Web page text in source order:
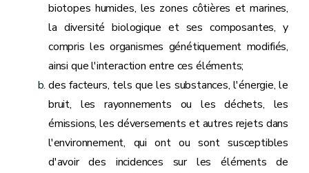
biotopes humides, les zones côtières et marines,
la diversité biologique et ses composantes, y
compris les organismes génétiquement modifiés,
ainsi que l'interaction entre ces éléments;
des facteurs, tels que les substances, l'énergie, le
bruit, les rayonnements ou les déchets, les
émissions, les déversements et autres rejets dans
l'environnement, qui ont ou sont susceptibles
d'avoir des incidences sur les éléments de